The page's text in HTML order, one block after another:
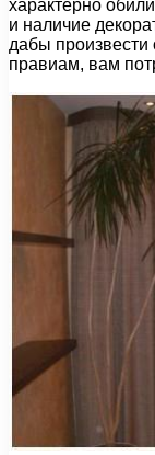
характерно
и наличие
дабы
правиам, вам